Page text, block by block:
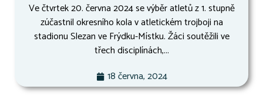
Ve čtvrtek 20. června 2024 se výběr atletů z 1. stupně
zúčastnil okresního kola v atletickém trojboji na
stadionu Slezan ve Frýdku-Místku. Žáci soutěžili ve
třech disciplínách,...
18 června, 2024